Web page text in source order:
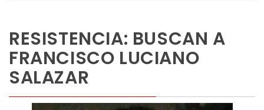
RESISTENCIA: BUSCAN A
FRANCISCO LUCIANO
SALAZAR